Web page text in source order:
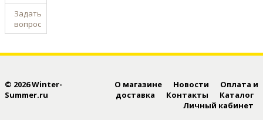
Задать
вопрос
О магазине Новости
Оплата и
доставка
Контакты
Каталог
Личный кабинет
© 2026 Winter-
Summer.ru